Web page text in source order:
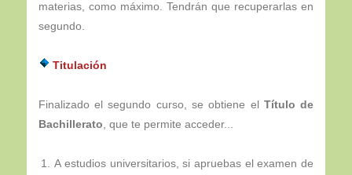
materias, como máximo. Tendrán que recuperarlas en
segundo.
Titulación
Finalizado el segundo curso, se obtiene el Título de
Bachillerato , que te permite acceder...
A estudios universitarios, si apruebas el examen de